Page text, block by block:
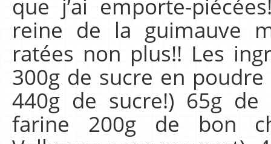
que j’ai emporte-
reine de la guimauve
ratées non plus!! Les
300g de sucre en
440g de sucre!) 65g
farine 200g de bon